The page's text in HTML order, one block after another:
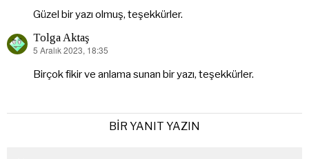
Güzel bir yazı olmuş, teşekkürler.
Tolga Aktaş
dedi
5 Aralık 2023, 18:35
Birçok fikir ve anlama sunan bir yazı, teşekkürler.
BIR YANIT YAZIN